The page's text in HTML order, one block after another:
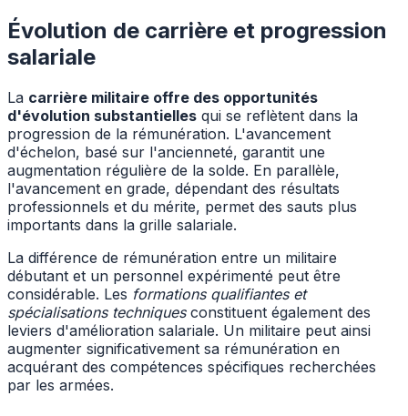
Évolution de carrière et progression
salariale
La carrière militaire offre des opportunités
d'évolution substantielles qui se reflètent dans la
progression de la rémunération. L'avancement
d'échelon, basé sur l'ancienneté, garantit une
augmentation régulière de la solde. En parallèle,
l'avancement en grade, dépendant des résultats
professionnels et du mérite, permet des sauts plus
importants dans la grille salariale.
La différence de rémunération entre un militaire
débutant et un personnel expérimenté peut être
considérable. Les formations qualifiantes et
spécialisations techniquesconstituent également des
leviers d'amélioration salariale. Un militaire peut ainsi
augmenter significativement sa rémunération en
acquérant des compétences spécifiques recherchées
par les armées.